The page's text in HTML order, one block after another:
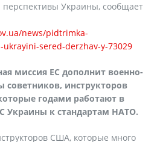
перспективы Украины, сообщает
news/pidtrimka-
sered-derzhav-y-73029
миссия ЕС дополнит военно-
советников, инструкторов
годами работают в
Украины к стандартам НАТО.
США, которые много